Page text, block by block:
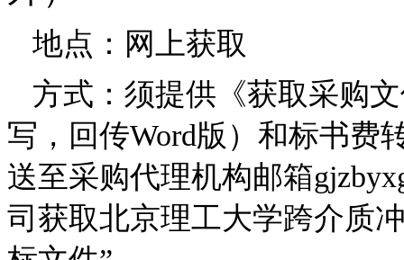
地点：网上获取
方式：须提供《获取采购
写，回传Word版）和标书费
送至采购代理机构邮箱
司获取北京理工大学跨介质